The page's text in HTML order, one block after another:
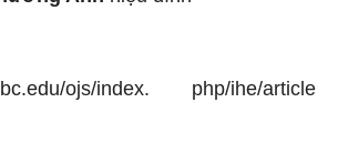
ojs/index. php/ihe/article